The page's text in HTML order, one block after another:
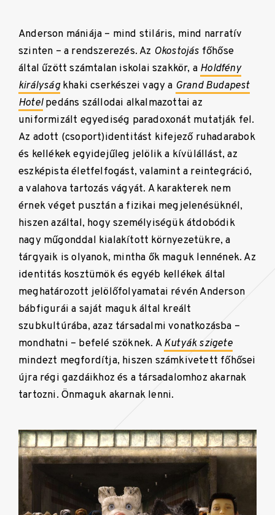
Anderson mániája – mind stiláris, mind narratív
szinten – a rendszerezés. Az Okostojás főhőse
által űzött számtalan iskolai szakkör, a Holdfény
királyságkhaki cserkészei vagy a Grand Budapest
Hotelpedáns szállodai alkalmazottai az
uniformizált egyediség paradoxonát mutatják fel.
Az adott (csoport)identitást kifejező ruhadarabok
és kellékek egyidejűleg jelölik a kívülállást, az
eszképista életfelfogást, valamint a reintegráció,
a valahova tartozás vágyát. A karakterek nem
érnek véget pusztán a fizikai megjelenésüknél,
hiszen azáltal, hogy személyiségük átdobódik
nagy műgonddal kialakított környezetükre, a
tárgyaik is olyanok, mintha ők maguk lennének. Az
identitás kosztümök és egyéb kellékek által
meghatározott jelölőfolyamatai révén Anderson
bábfigurái a saját maguk által kreált
szubkultúrába, azaz társadalmi vonatkozásba –
mondhatni – befelé szöknek. AKutyák szigete
mindezt megfordítja, hiszen számkivetett főhősei
újra régi gazdáikhoz és a társadalomhoz akarnak
tartozni. Önmaguk akarnak lenni.